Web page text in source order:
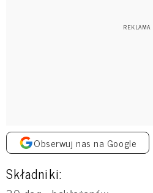
Obserwuj nas na Google
Składniki: